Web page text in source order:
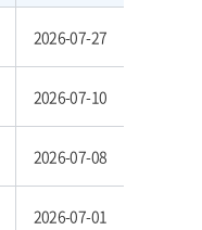
2026-07-27
2026-07-10
2026-07-08
2026-07-01